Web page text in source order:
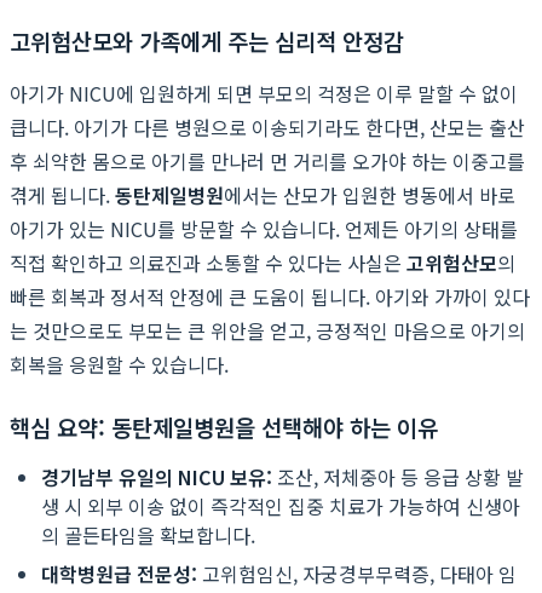
고위험산모와 가족에게 주는 심리적 안정감
아기가 NICU에 입원하게 되면 부모의 걱정은 이루 말할 수 없이
큽니다. 아기가 다른 병원으로 이송되기라도 한다면, 산모는 출산
후 쇠약한 몸으로 아기를 만나러 먼 거리를 오가야 하는 이중고를
겪게 됩니다.동탄제일병원에서는 산모가 입원한 병동에서 바로
아기가 있는 NICU를 방문할 수 있습니다. 언제든 아기의 상태를
직접 확인하고 의료진과 소통할 수 있다는 사실은 고위험산모의
빠른 회복과 정서적 안정에 큰 도움이 됩니다. 아기와 가까이 있다
는 것만으로도 부모는 큰 위안을 얻고, 긍정적인 마음으로 아기의
회복을 응원할 수 있습니다.
핵심 요약: 동탄제일병원을 선택해야 하는 이유
경기남부 유일의 NICU 보유: 조산, 저체중아 등 응급 상황 발
생 시 외부 이송 없이 즉각적인 집중 치료가 가능하여 신생아
의 골든타임을 확보합니다.
대학병원급 전문성: 고위험임신, 자궁경부무력증, 다태아 임